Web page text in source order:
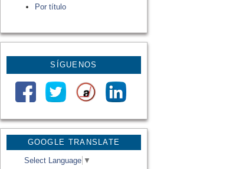
GOOGLE TRANSLATE
Select Language ▼
Por título
SÍGUENOS